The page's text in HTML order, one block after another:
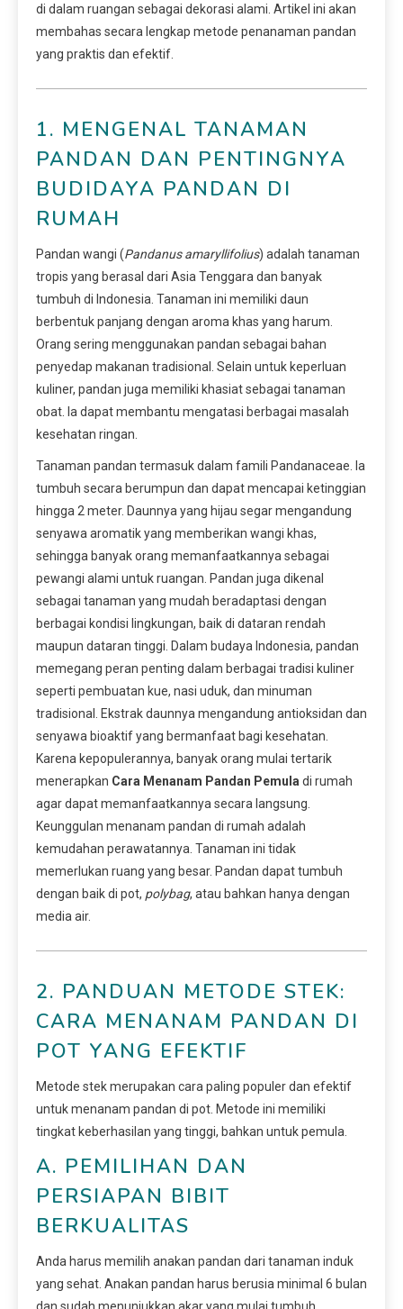
di dalam ruangan sebagai dekorasi alami. Artikel ini akan
membahas secara lengkap metode penanaman pandan
yang praktis dan efektif.
1. MENGENAL TANAMAN
PANDAN DAN PENTINGNYA
BUDIDAYA PANDAN DI
RUMAH
Pandan wangi (Pandanus amaryllifolius) adalah tanaman
tropis yang berasal dari Asia Tenggara dan banyak
tumbuh di Indonesia. Tanaman ini memiliki daun
berbentuk panjang dengan aroma khas yang harum.
Orang sering menggunakan pandan sebagai bahan
penyedap makanan tradisional. Selain untuk keperluan
kuliner, pandan juga memiliki khasiat sebagai tanaman
obat. Ia dapat membantu mengatasi berbagai masalah
kesehatan ringan.
Tanaman pandan termasuk dalam famili Pandanaceae. Ia
tumbuh secara berumpun dan dapat mencapai ketinggian
hingga 2 meter. Daunnya yang hijau segar mengandung
senyawa aromatik yang memberikan wangi khas,
sehingga banyak orang memanfaatkannya sebagai
pewangi alami untuk ruangan. Pandan juga dikenal
sebagai tanaman yang mudah beradaptasi dengan
berbagai kondisi lingkungan, baik di dataran rendah
maupun dataran tinggi. Dalam budaya Indonesia, pandan
memegang peran penting dalam berbagai tradisi kuliner
seperti pembuatan kue, nasi uduk, dan minuman
tradisional. Ekstrak daunnya mengandung antioksidan dan
senyawa bioaktif yang bermanfaat bagi kesehatan.
Karena kepopulerannya, banyak orang mulai tertarik
menerapkan Cara Menanam Pandan Pemula di rumah
agar dapat memanfaatkannya secara langsung.
Keunggulan menanam pandan di rumah adalah
kemudahan perawatannya. Tanaman ini tidak
memerlukan ruang yang besar. Pandan dapat tumbuh
dengan baik di pot, polybag, atau bahkan hanya dengan
media air.
2. PANDUAN METODE STEK:
CARA MENANAM PANDAN DI
POT YANG EFEKTIF
Metode stek merupakan cara paling populer dan efektif
untuk menanam pandan di pot. Metode ini memiliki
tingkat keberhasilan yang tinggi, bahkan untuk pemula.
A. PEMILIHAN DAN
PERSIAPAN BIBIT
BERKUALITAS
Anda harus memilih anakan pandan dari tanaman induk
yang sehat. Anakan pandan harus berusia minimal 6 bulan